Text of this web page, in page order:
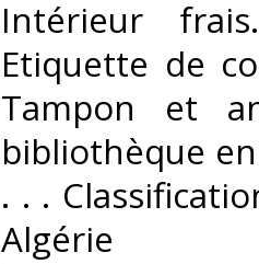
Intérieur
Etiquette de
Tampon et
bibliothèque
. . .
Algérie‎